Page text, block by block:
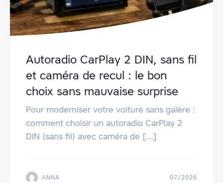
Autoradio CarPlay 2 DIN, sans fil
et caméra de recul : le bon
choix sans mauvaise surprise
Pour moderniser votre voiture sans galère :
comment choisir un autoradio CarPlay 2
DIN (sans fil) avec caméra de [...]
ANNA 07/2026